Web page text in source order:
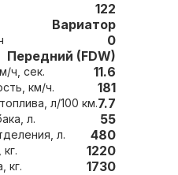
122
Вариатор
0
Передний (FDW)
ч, сек. 11.6
Максимальная скорость, км/ч. 181
л/100 км.7.7
Объем топливного бака, л. 55
Объем багажного отделения, л. 480
Снаряженная масса, кг. 1220
Максимальная масса, кг. 1730